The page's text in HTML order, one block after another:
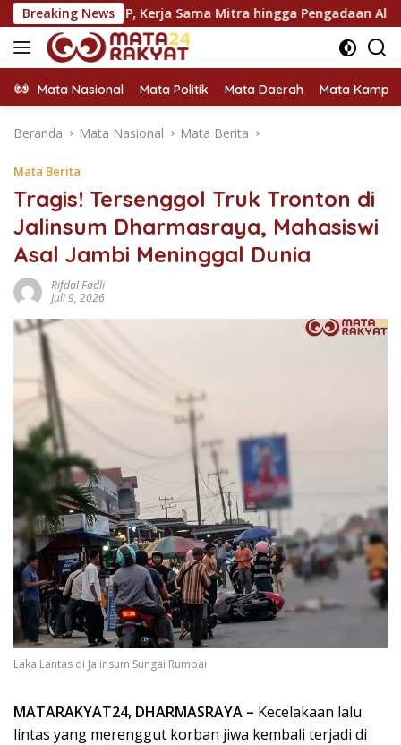
Langsung
ke
konten
Breaking News
Kerja Sama Mitra hingga Pengadaan Almamater
Mata Nasional Mata Politik Mata Daerah Mata
Beranda Mata Nasional Mata Berita
Mata Berita
Tragis! Tersenggol Truk Tronton di
Jalinsum Dharmasraya, Mahasiswi
Asal Jambi Meninggal Dunia
Rifdal Fadli
Juli 9, 2026
Laka Lantas di Jalinsum Sungai Rumbai
MATARAKYAT24, DHARMASRAYA – Kecelakaan lalu
lintas yang merenggut korban jiwa kembali terjadi di